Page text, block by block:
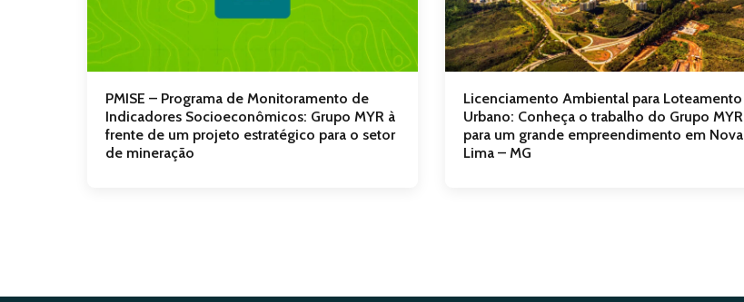
PMISE – Programa de Monitoramento de
Indicadores Socioeconômicos: Grupo MYR à
frente de um projeto estratégico para o setor
de mineração
Licenciamento Ambiental para Loteamento
Urbano: Conheça o trabalho do Grupo MYR
para um grande empreendimento em Nova
Lima – MG